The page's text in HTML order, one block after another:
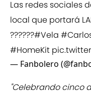
Las redes sociales
local que portará
??????#Vela
#HomeKit
— Fanbolero
"Celebrando cinco